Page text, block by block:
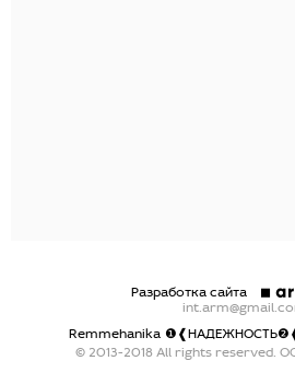
Разработка сайта
Remmehanika
© 2013-2018 All rights reserved.